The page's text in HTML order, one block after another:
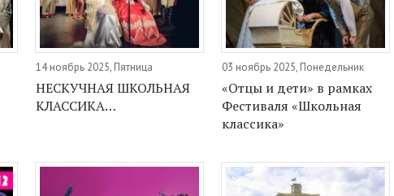
14 ноябрь 2025, Пятница
НЕСКУЧНАЯ ШКОЛЬНАЯ
КЛАССИКА…
03 ноябрь 2025, Понедельник
«Отцы и дети» в рамках
Фестиваля «Школьная
классика»